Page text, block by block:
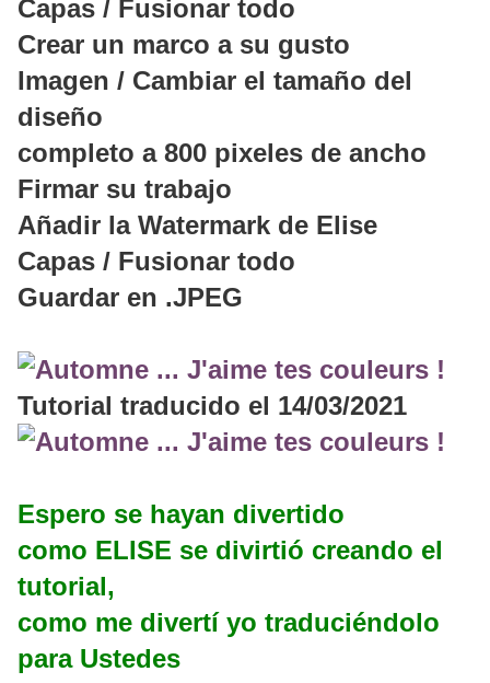
Capas / Fusionar todo
Crear un marco a su gusto
Imagen / Cambiar el tamaño del
diseño
completo a 800 pixeles de ancho
Firmar su trabajo
Añadir la Watermark de Elise
Capas / Fusionar todo
Guardar en .JPEG
Tutorial traducido el 14/03/2021
Espero se hayan divertido
como ELISE se divirtió creando el
tutorial,
como me divertí yo traduciéndolo
para Ustedes